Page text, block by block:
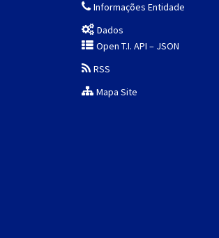
Informações Entidade
Dados
Open T.I. API – JSON
RSS
Mapa Site